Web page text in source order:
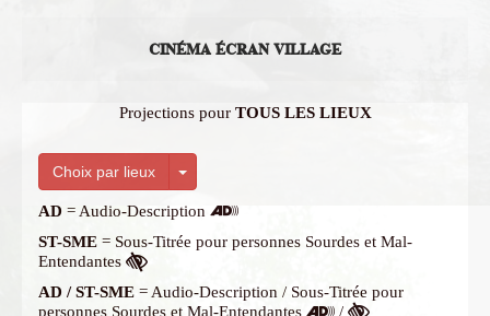
CINÉMA ÉCRAN VILLAGE